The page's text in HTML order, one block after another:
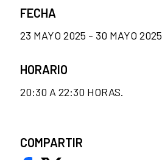
FECHA
23 MAYO 2025 - 30 MAYO 2025
HORARIO
20:30 A 22:30 HORAS.
COMPARTIR